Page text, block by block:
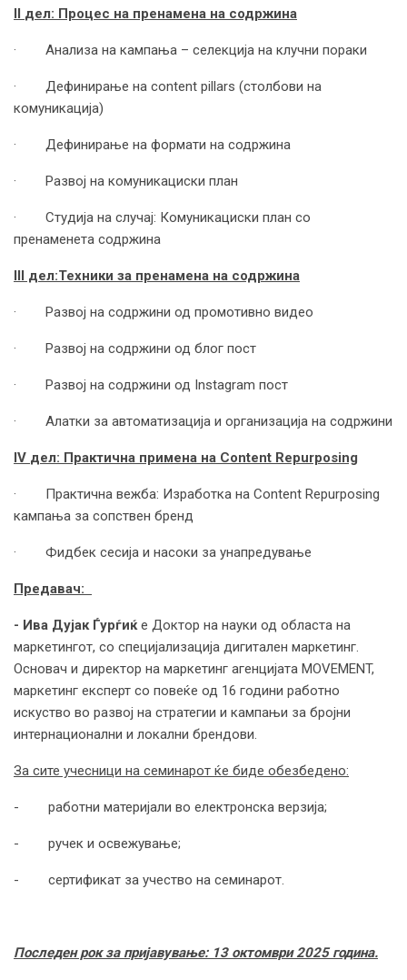
II дел: Процес на пренамена на содржина
· Анализа на кампања – селекција на клучни пораки
· Дефинирање на content pillars (столбови на
комуникација)
· Дефинирање на формати на содржина
· Развој на комуникациски план
· Студија на случај: Комуникациски план со
пренаменета содржина
III дел:Техники за пренамена на содржина
· Развој на содржини од промотивно видео
· Развој на содржини од блог пост
· Развој на содржини од Instagram пост
· Алатки за автоматизација и организација на содржини
IV дел: Практична примена на Content Repurposing
· Практична вежба: Изработка на Content Repurposing
кампања за сопствен бренд
· Фидбек сесија и насоки за унапредување
Предавач:
- Ива Дујак Ѓурѓиќe Доктор на науки од областа на
маркетингот, со специјализација дигитален маркетинг.
Основач и директор на маркетинг агенцијата MOVEMENT,
маркетинг експерт со повеќе од 16 години работно
искуство во развој на стратегии и кампањи за бројни
интернационални и локални брендови.
За сите учесници на семинарот ќе биде обезбедено:
- работни материјали во електронска верзија;
- ручeк и освежување;
- сертификат за учество на семинарот.
Последен рок за пријавување: 13октомври 2025 година.